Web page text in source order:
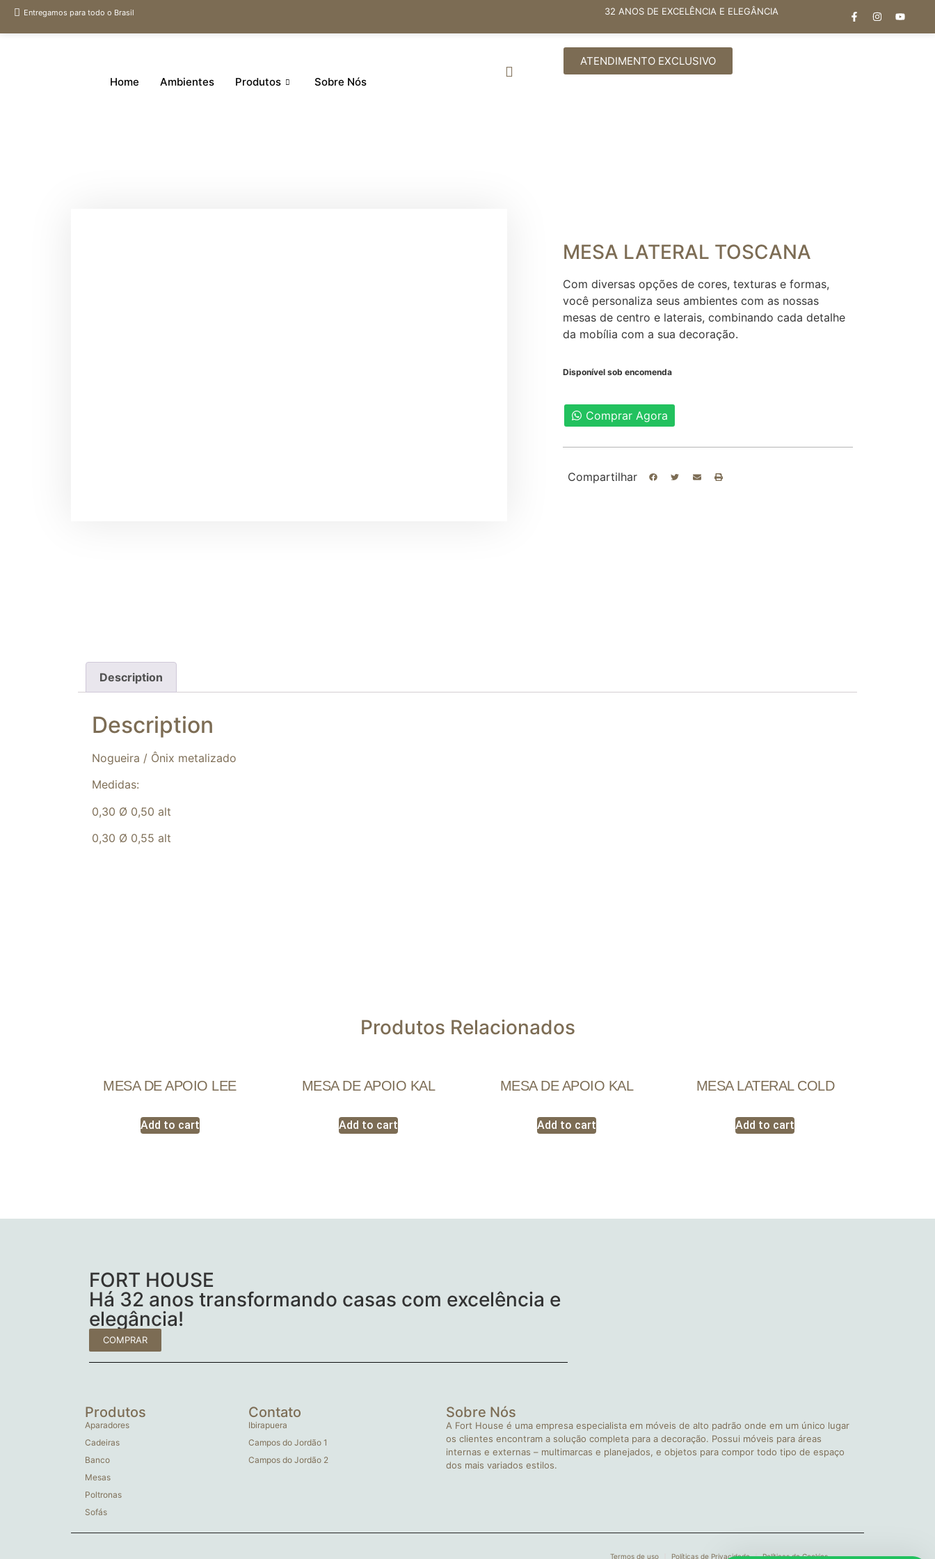
Entregamos para todo o Brasil 32 ANOS DE EXCELÊNCIA E ELEGÂNCIA
Home Ambientes Produtos Sobre Nós
ATENDIMENTO EXCLUSIVO
MESA LATERAL TOSCANA
Com diversas opções de cores, texturas e formas,
você personaliza seus ambientes com as nossas
mesas de centro e laterais, combinando cada detalhe
da mobília com a sua decoração.
Disponível sob encomenda
Comprar Agora
Compartilhar
Description
Description
Nogueira / Ônix metalizado
Medidas:
0,30 Ø 0,50 alt
0,30 Ø 0,55 alt
Produtos Relacionados
MESA DE APOIO LEE
Add to cart
MESA DE APOIO KAL
Add to cart
MESA DE APOIO KAL
Add to cart
MESA LATERAL COLD
Add to cart
FORT HOUSE
Há 32 anos transformando casas com excelência e
elegância!
COMPRAR
Produtos
Aparadores
Cadeiras
Banco
Mesas
Poltronas
Sofás
Contato
Ibirapuera
Campos do Jordão 1
Campos do Jordão 2
Sobre Nós
A Fort House é uma empresa especialista em móveis de alto padrão onde em um único lugar
os clientes encontram a solução completa para a decoração. Possui móveis para áreas
internas e externas – multimarcas e planejados, e objetos para compor todo tipo de espaço
dos mais variados estilos.
Termos de uso Políticas de Privacidade Políticas de Cookies